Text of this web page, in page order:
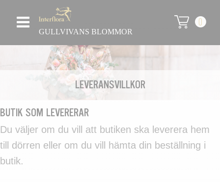
GULLVIVANS BLOMMOR
0
LEVERANSVILLKOR
BUTIK SOM LEVERERAR
Du väljer om du vill att butiken ska leverera hem
till dörren eller om du vill hämta din beställning i
butik.